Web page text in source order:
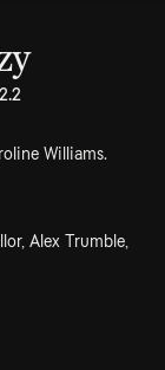
2.2
Williams.
Alex Trumble,